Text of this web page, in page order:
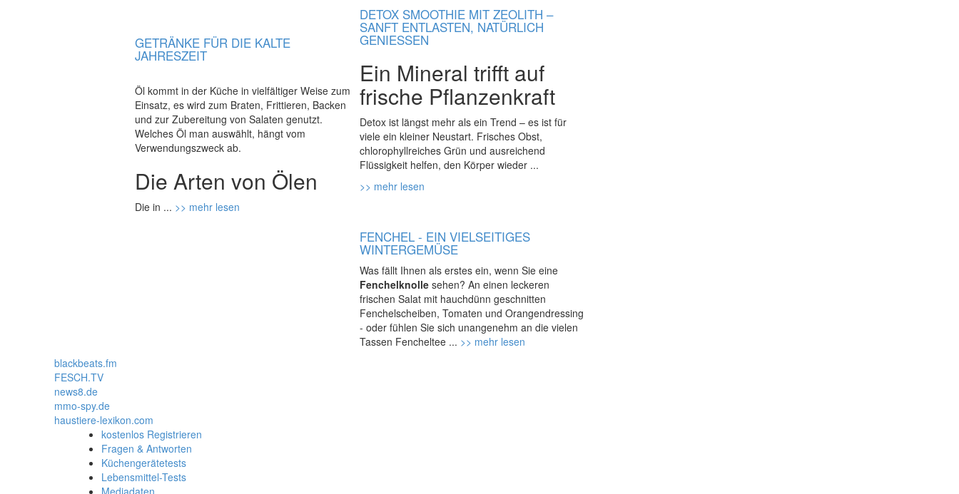
DETOX SMOOTHIE MIT ZEOLITH –
SANFT ENTLASTEN, NATÜRLICH
GENIESSEN
Ein Mineral trifft auf
frische Pflanzenkraft
Detox ist längst mehr als ein Trend – es ist für
viele ein kleiner Neustart. Frisches Obst,
chlorophyllreiches Grün und ausreichend
Flüssigkeit helfen, den Körper wieder ...
>> mehr lesen
GETRÄNKE FÜR DIE KALTE
JAHRESZEIT
Öl kommt in der Küche in vielfältiger Weise zum
Einsatz, es wird zum Braten, Frittieren, Backen
und zur Zubereitung von Salaten genutzt.
Welches Öl man auswählt, hängt vom
Verwendungszweck ab.
Die Arten von Ölen
Die in ... >> mehr lesen
FENCHEL - EIN VIELSEITIGES
WINTERGEMÜSE
Was fällt Ihnen als erstes ein, wenn Sie eine
Fenchelknolle sehen? An einen leckeren
frischen Salat mit hauchdünn geschnitten
Fenchelscheiben, Tomaten und Orangendressing
- oder fühlen Sie sich unangenehm an die vielen
Tassen Fencheltee ... >> mehr lesen
blackbeats.fm
FESCH.TV
news8.de
mmo-spy.de
haustiere-lexikon.com
kostenlos Registrieren
Fragen & Antworten
Küchengerätetests
Lebensmittel-Tests
Mediadaten